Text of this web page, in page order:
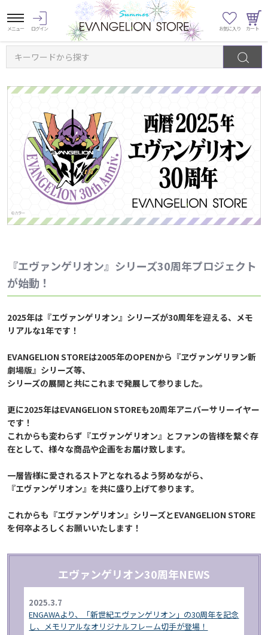
キーワードから探す
『エヴァンゲリオン』シリーズ30周年プロジェクト
が始動！
2025年は『エヴァンゲリオン』シリーズが30周年を迎える、メモ
リアルな1年です！
EVANGELION STOREは2005年のOPENから『ヱヴァンゲリヲン新
劇場版』シリーズ等、
シリーズの展開と共にこれまで発展して参りました。
更に2025年はEVANGELION STOREも20周年アニバーサリーイヤー
です！
これからも変わらず『エヴァンゲリオン』とファンの皆様を繋ぐ存
在として、様々な商品や企画をお届け致します。
一層皆様に愛されるストアとなれるよう努めながら、
『エヴァンゲリオン』を共に盛り上げて参ります。
これからも『エヴァンゲリオン』シリーズとEVANGELION STORE
を何卒よろしくお願いいたします！
エヴァンゲリオン30周年NEWS
2025.3.7
ENGAWAより、「新世紀エヴァンゲリオン」の30周年を記念
し、メモリアルなオリジナルフレーム切手が登場！